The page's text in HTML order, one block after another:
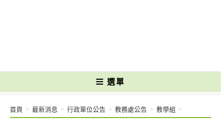
選單
首頁 > 最新消息 > 行政單位公告 > 教務處公告 > 教學組 >